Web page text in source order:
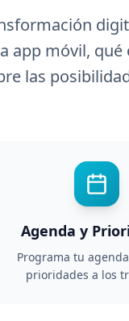
app móvil,
las
Agenda y
Programa tu
prioridades a los